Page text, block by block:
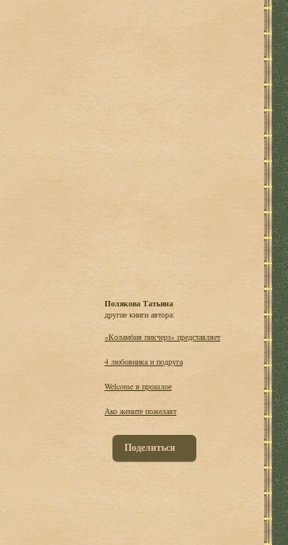
Полякова Татьяна
другие книги автора:
«Коламбия пикчерз» представляет
4 любовника и подруга
Welcome в прошлое
Ако жените пожелаят
Поделиться